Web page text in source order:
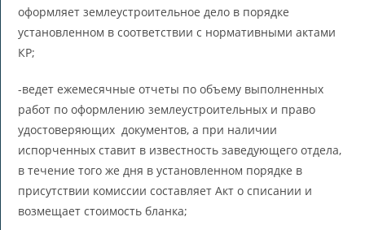
оформляет землеустроительное дело в порядке
установленном в соответствии с нормативными актами
КР;
-ведет ежемесячные отчеты по объему выполненных
работ по оформлению землеустроительных и право
удостоверяющих документов, а при наличии
испорченных ставит в известность заведующего отдела,
в течение того же дня в установленном порядке в
присутствии комиссии составляет Акт о списании и
возмещает стоимость бланка;